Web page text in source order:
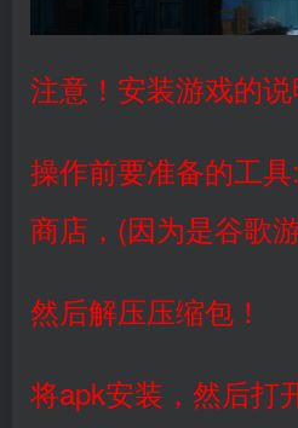
注意！安装游戏的说
操作前要准备的工
商店，(因为是谷歌
然后解压压缩包！
将apk安装，然后打